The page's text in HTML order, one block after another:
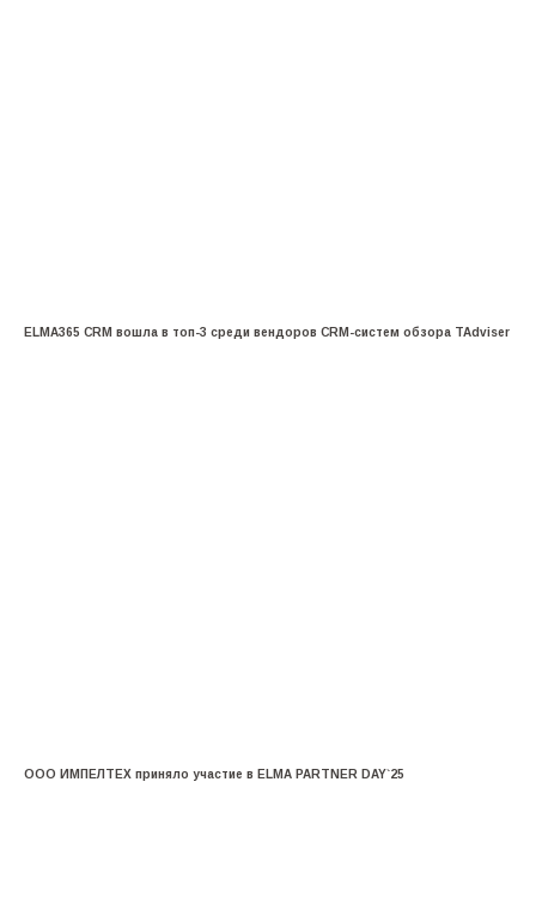
ELMA365 CRM вошла в топ-3 среди вендоров CRM-систем обзора TAdviser
ООО ИМПЕЛТЕХ приняло участие в ELMA PARTNER DAY`25